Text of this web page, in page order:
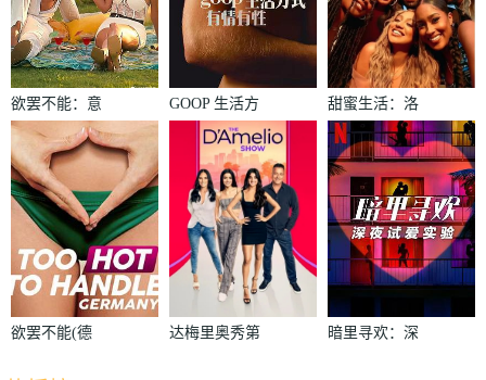
欲罢不能：意
大利篇
GOOP 生活方
式：有情有性
第一季
甜蜜生活：洛
杉矶第二季
欲罢不能(德
达梅里奥秀第
暗里寻欢：深